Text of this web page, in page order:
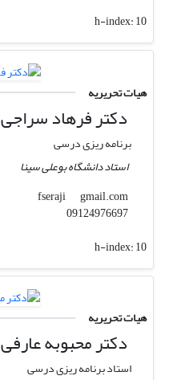
h-index:10
هیات تحریریه
دکتر فرهاد سراجی
برنامه ریزی درسی
استاد دانشگاه بوعلی سینا
fseraji
gmail.com
09124976697
h-index:10
هیات تحریریه
دکتر محبوبه عارفی
استاد برنامه ریزی درسی